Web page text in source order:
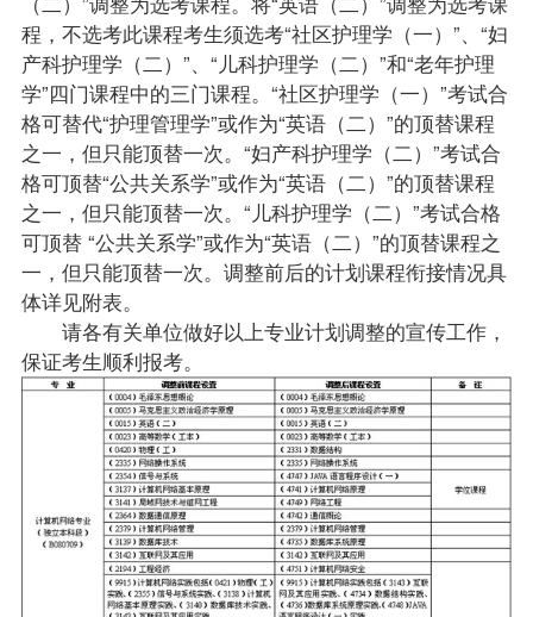
程，不选考此课程考生须选考“社区护理学（一）”、“妇
产科护理学（二）”、“儿科护理学（二）”和“老年护理
学”四门课程中的三门课程。“社区护理学（一）”考试合
格可替代“护理管理学”或作为“英语（二）”的顶替课程
之一，但只能顶替一次。“妇产科护理学（二）”考试合
格可顶替“公共关系学”或作为“英语（二）”的顶替课程
之一，但只能顶替一次。“儿科护理学（二）”考试合格
可顶替 “公共关系学”或作为“英语（二）”的顶替课程之
一，但只能顶替一次。调整前后的计划课程衔接情况具
体详见附表。
请各有关单位做好以上专业计划调整的宣传工作，
保证考生顺利报考。